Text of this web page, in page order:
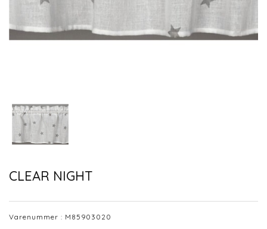
CLEAR NIGHT
Varenummer : M85903020